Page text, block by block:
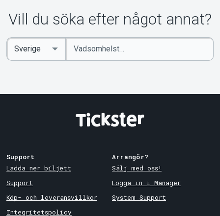
Vill du söka efter något annat?
Ange
sökord
Select
Country
Support
Ladda ner biljett
Support
Köp- och leveransvillkor
Integritetspolicy
Arrangör?
Sälj med oss!
Logga in i Manager
System Support